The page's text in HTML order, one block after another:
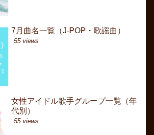
7月曲名一覧（J-POP・歌謡曲）
55 views
女性アイドル歌手グループ一覧（年
代別）
55 views
夏のうた 唱歌・童謡
女性アイドル歌手グル
冬うた JR CMソング
昭和初期 卒業ソング